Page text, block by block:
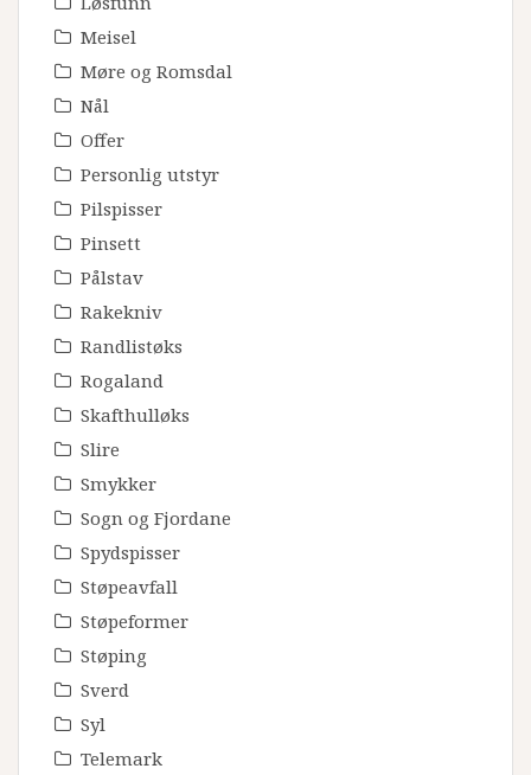
Meisel
Møre og Romsdal
Nål
Offer
Personlig utstyr
Pilspisser
Pinsett
Pålstav
Rakekniv
Randlistøks
Rogaland
Skafthulløks
Slire
Smykker
Sogn og Fjordane
Spydspisser
Støpeavfall
Støpeformer
Støping
Sverd
Syl
Telemark